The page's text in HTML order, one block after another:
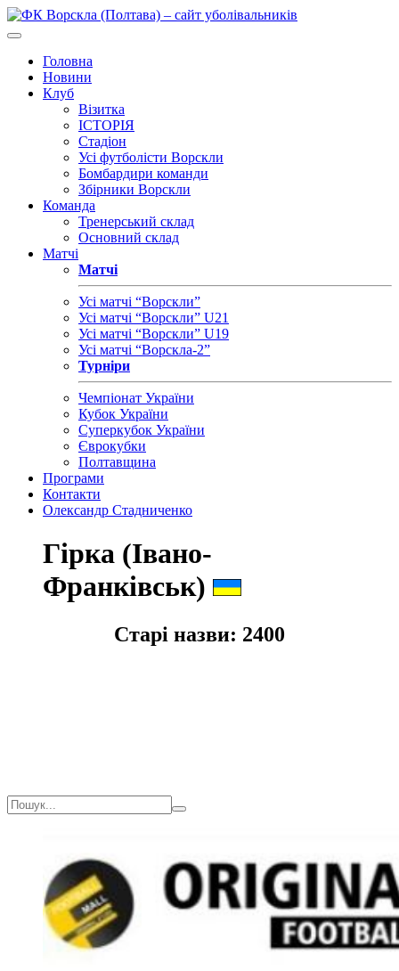
Головна
Новини
Клуб
Візитка
ІСТОРІЯ
Стадіон
Усі футболісти Ворскли
Бомбардири команди
Збірники Ворскли
Команда
Тренерський склад
Основний склад
Матчі
Матчі
Усі матчі “Ворскли”
Усі матчі “Ворскли” U21
Усі матчі “Ворскли” U19
Усі матчі “Ворскла-2”
Турніри
Чемпіонат України
Кубок України
Суперкубок України
Єврокубки
Полтавщина
Програми
Контакти
Олександр Стадниченко
Гірка (Івано-
Франківськ)
Старі назви: 2400